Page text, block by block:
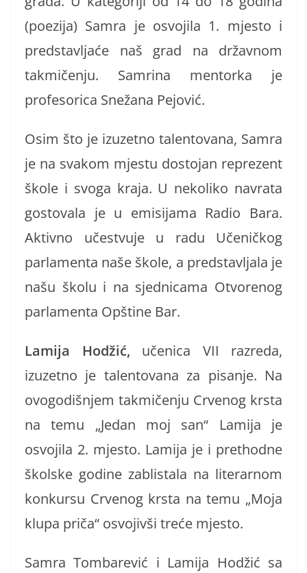
(poezija) Samra je osvojila 1. mjesto i
predstavljaće naš grad na državnom
takmičenju. Samrina mentorka je
profesorica Snežana Pejović.
Osim što je izuzetno talentovana, Samra
je na svakom mjestu dostojan reprezent
škole i svoga kraja. U nekoliko navrata
gostovala je u emisijama Radio Bara.
Aktivno učestvuje u radu Učeničkog
parlamenta naše škole, a predstavljala je
našu školu i na sjednicama Otvorenog
parlamenta Opštine Bar.
Lamija Hodžić, učenica VII razreda,
izuzetno je talentovana za pisanje. Na
ovogodišnjem takmičenju Crvenog krsta
na temu „Jedan moj san“ Lamija je
osvojila 2. mjesto. Lamija je i prethodne
školske godine zablistala na literarnom
konkursu Crvenog krsta na temu „Moja
klupa priča“ osvojivši treće mjesto.
Samra Tombarević i Lamija Hodžić sa